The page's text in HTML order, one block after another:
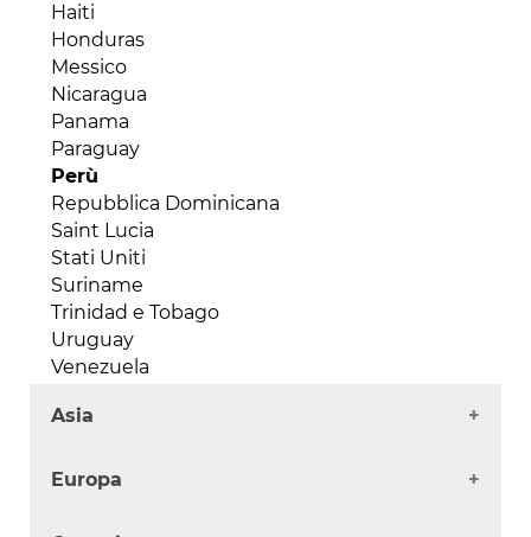
Liberia
Libia
Madagascar
Malawi
Mali
Marocco
Mauritania
Mauritius
Mozambico
Niger
Nigeria
Repubblica Centraficana
Repubblica del Congo (Congo-Brazaville)
Ruanda
Sierra Leone
Haiti
Honduras
Messico
Nicaragua
Panama
Paraguay
Perù
Repubblica Dominicana
Saint Lucia
Stati Uniti
Suriname
Trinidad e Tobago
Uruguay
Venezuela
Asia
Arabia Saudita
Europa